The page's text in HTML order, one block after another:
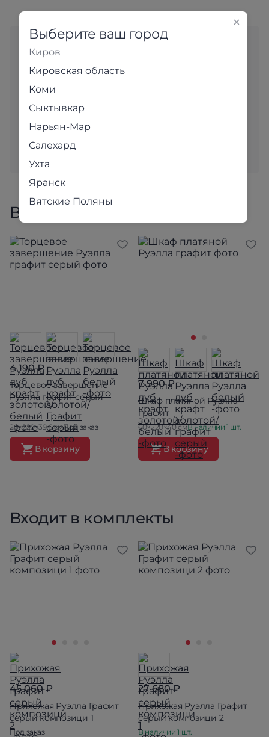
Любите выбирать мебель
«вживую»?
Адреса магазинов
В наших уютных магазинах для вас с большим
вниманием подобраны самые популярные модели.
Приходите и убедитесь в качестве наших товаров
Все товары коллекции
4 190 ₽
Торцевое завершение
Руэлла графит серый
20×220×39.6 смПод заказ
В корзину
7 990 ₽
Шкаф платяной Руэлла
графит
60×220×40 смВ наличии 1 шт.
В корзину
Входит в комплекты
45 060 ₽
Прихожая Руэлла Графит
серый композици 1
Под заказ
27 680 ₽
Прихожая Руэлла Графит
серый композици 2
В наличии 1 шт.
Выберите ваш город
Киров
Кировская область
Коми
Сыктывкар
Нарьян-Мар
Салехард
Ухта
Яранск
Вятские Поляны